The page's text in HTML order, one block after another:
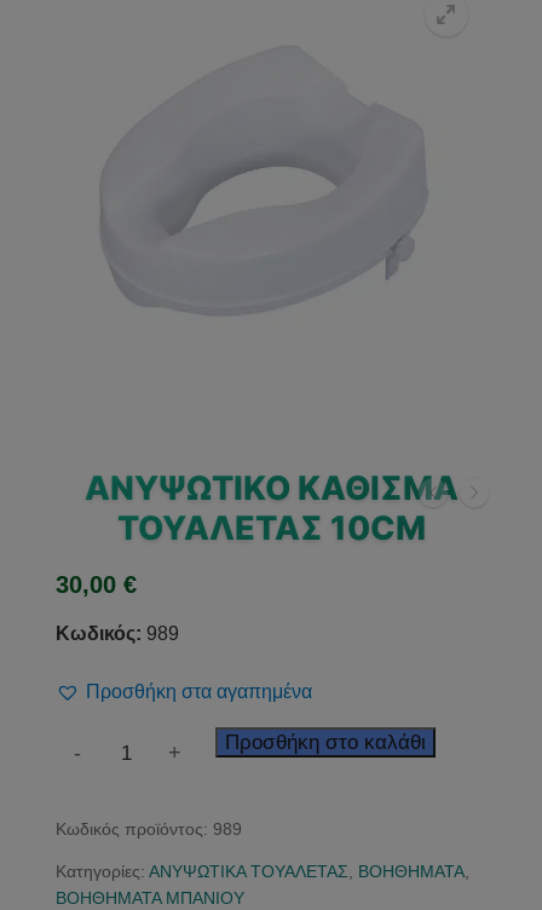
ΑΝΥΨΩΤΙΚΌ ΚΆΘΙΣΜΑ
ΤΟΥΑΛΈΤΑΣ 10CM
30,00 €
Κωδικός: 989
Προσθήκη στα αγαπημένα
Ανυψωτικό
10cm
ποσότητα
- + Προσθήκη στο καλάθι
Κωδικός προϊόντος: 989
Κατηγορίες: ΑΝΥΨΩΤΙΚΑ ΤΟΥΑΛΕΤΑΣ ΒΟΗΘΗΜΑΤΑ
ΒΟΗΘΗΜΑΤΑ ΜΠΑΝΙΟΥ